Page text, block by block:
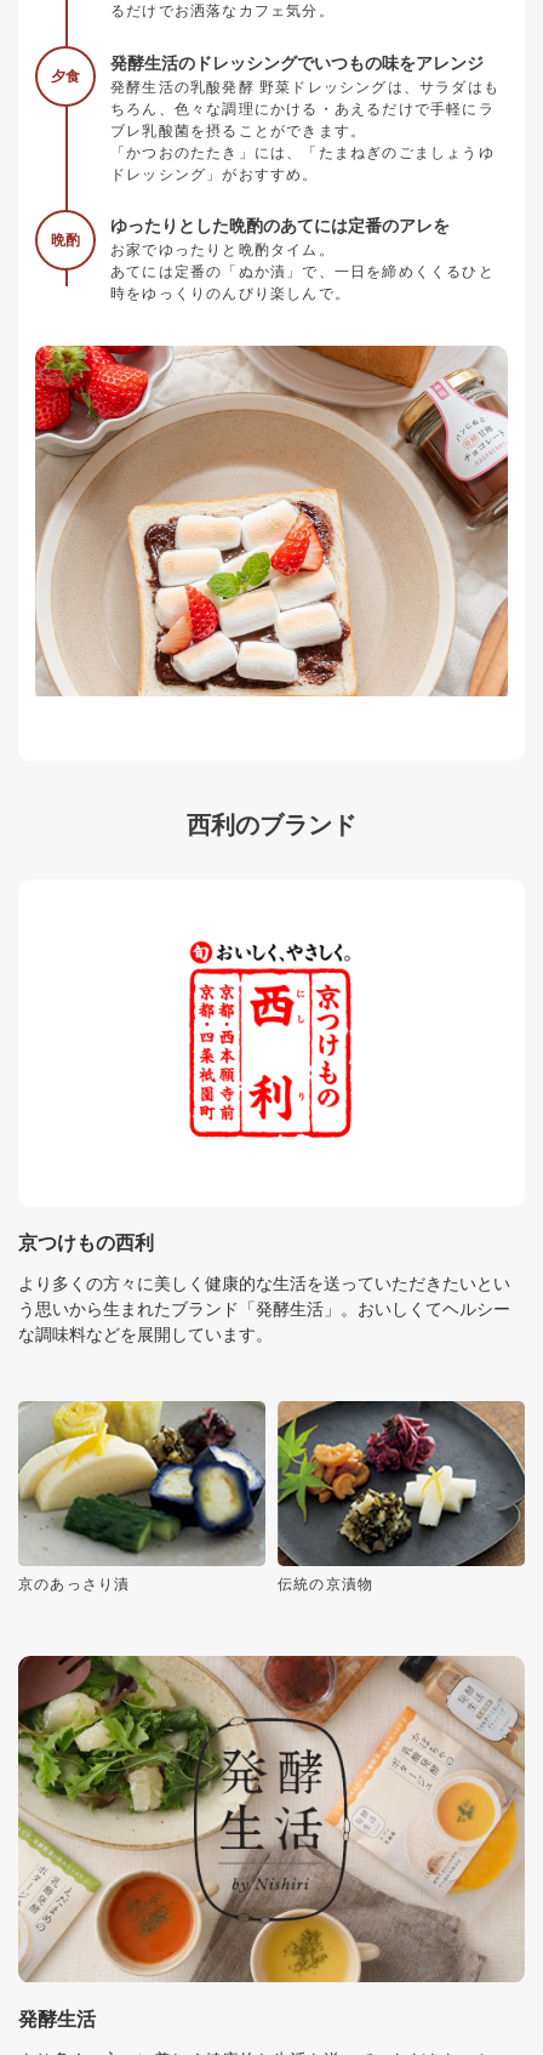
るだけでお洒落なカフェ気分。
夕食
発酵生活のドレッシングでいつもの味をアレンジ
発酵生活の乳酸発酵 野菜ドレッシングは、サラダはも
ちろん、色々な調理にかける・あえるだけで手軽にラ
ブレ乳酸菌を摂ることができます。
「かつおのたたき」には、「たまねぎのごましょうゆ
ドレッシング」がおすすめ。
晩酌
ゆったりとした晩酌のあてには定番のアレを
お家でゆったりと晩酌タイム。
あてには定番の「ぬか漬」で、一日を締めくくるひと
時をゆっくりのんびり楽しんで。
西利のブランド
京つけもの西利
より多くの方々に美しく健康的な生活を送っていただきたいとい
う思いから生まれたブランド「発酵生活」。おいしくてヘルシー
な調味料などを展開しています。
京のあっさり漬 伝統の京漬物
発酵生活